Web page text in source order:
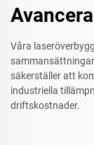
Våra
säkerställer att
industriella
driftskostnader.